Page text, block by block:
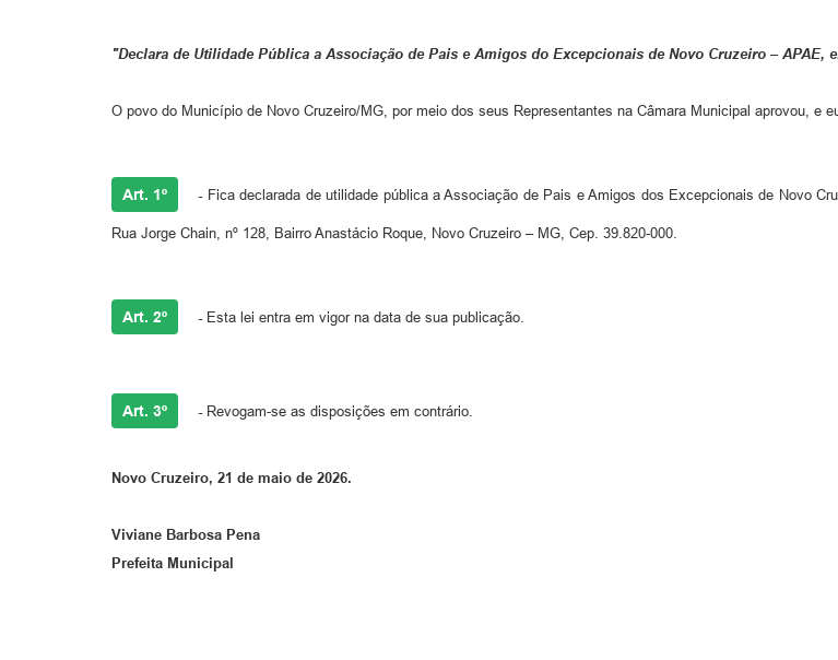
"Declara de Utilidade Pública a Associação de Pais e Amigos do Excepcionais de Novo Cruzeiro – APAE,
O povo do Município de Novo Cruzeiro/MG, por meio dos seus Representantes na Câmara Municipal aprovou, e
Art. 1º -Fica declarada de utilidade pública a Associação de Pais e Amigos dos Excepcionais de Novo
Rua Jorge Chain, nº 128, Bairro Anastácio Roque, Novo Cruzeiro – MG, Cep. 39.820-000.
Art. 2º -Esta lei entra em vigor na data de sua publicação.
Art. 3º -Revogam-se as disposições em contrário.
Novo Cruzeiro, 21 de maio de 2026.
Viviane Barbosa Pena
Prefeita Municipal